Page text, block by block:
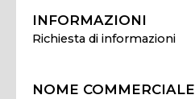
INFORMAZIONI
Richiesta di informazioni
NOME COMMERCIALE